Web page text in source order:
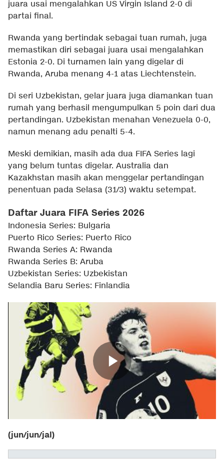
juara usai mengalahkan US Virgin Island 2-0 di
partai final.
Rwanda yang bertindak sebagai tuan rumah, juga
memastikan diri sebagai juara usai mengalahkan
Estonia 2-0. Di turnamen lain yang digelar di
Rwanda, Aruba menang 4-1 atas Liechtenstein.
Di seri Uzbekistan, gelar juara juga diamankan tuan
rumah yang berhasil mengumpulkan 5 poin dari dua
pertandingan. Uzbekistan menahan Venezuela 0-0,
namun menang adu penalti 5-4.
Meski demikian, masih ada dua FIFA Series lagi
yang belum tuntas digelar. Australia dan
Kazakhstan masih akan menggelar pertandingan
penentuan pada Selasa (31/3) waktu setempat.
Daftar Juara FIFA Series 2026
Indonesia Series: Bulgaria
Puerto Rico Series: Puerto Rico
Rwanda Series A: Rwanda
Rwanda Series B: Aruba
Uzbekistan Series: Uzbekistan
Selandia Baru Series: Finlandia
(jun/jun/jal)